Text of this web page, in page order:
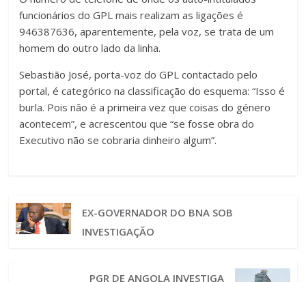
funcionários do GPL mais realizam as ligações é
946387636, aparentemente, pela voz, se trata de um
homem do outro lado da linha.
Sebastião José, porta-voz do GPL contactado pelo
portal, é categórico na classificação do esquema: “Isso é
burla. Pois não é a primeira vez que coisas do género
acontecem”, e acrescentou que “se fosse obra do
Executivo não se cobraria dinheiro algum”.
EX-GOVERNADOR DO BNA SOB
INVESTIGAÇÃO
PGR DE ANGOLA INVESTIGA